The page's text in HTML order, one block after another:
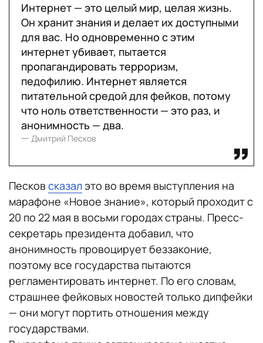
Интернет — это целый мир, целая жизнь.
Он хранит знания и делает их доступными
для вас. Но одновременно с этим
интернет убивает, пытается
пропагандировать терроризм,
педофилию. Интернет является
питательной средой для фейков, потому
что ноль ответственности — это раз, и
анонимность — два.
一 Дмитрий Песков
Песков сказалэто во время выступления на
марафоне «Новое знание», который проходит с
20 по 22 мая в восьми городах страны. Пресс-
секретарь президента добавил, что
анонимность провоцирует беззаконие,
поэтому все государства пытаются
регламентировать интернет. По его словам,
страшнее фейковых новостей только дипфейки
— они могут портить отношения между
государствами.